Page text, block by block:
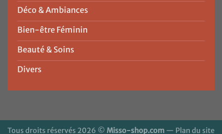
Déco & Ambiances
Bien-être Féminin
Beauté & Soins
Divers
Tous droits réservés 2026 © Misso-shop.com — Plan du site